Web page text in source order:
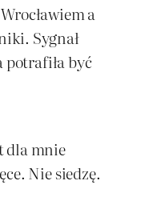
a
Sygnał
być
dla mnie
Nie siedzę.